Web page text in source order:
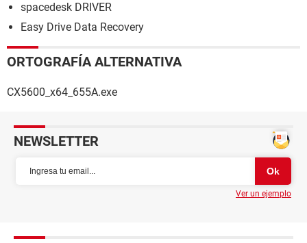
spacedesk DRIVER
Easy Drive Data Recovery
ORTOGRAFÍA ALTERNATIVA
CX5600_x64_655A.exe
NEWSLETTER
Ver un ejemplo